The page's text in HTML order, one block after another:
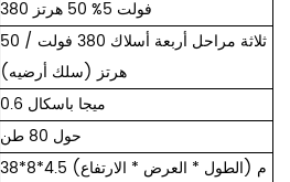
380 فولت 5% 50 هرتز
ثلاثة مراحل أربعة أسلاك 380 فولت / 50
هرتز (سلك أرضيه)
0.6 ميجا باسكال
حول 80 طن
38*8*4.5 م (الطول * العرض * الارتفاع)